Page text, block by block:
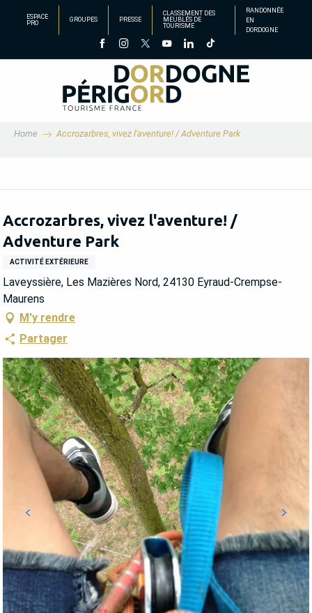
principal
ESPACE
PRO
GROUPES PRESSE
CLASSEMENT DES
MEUBLÉS DE
TOURISME
RANDONNÉE
EN
DORDOGNE
Home Accrozarbres, vivez l'aventure! / Adventure Park
Accrozarbres, vivez l'aventure! /
Adventure Park
ACTIVITÉ EXTÉRIEURE
Laveyssière, Les Mazières Nord, 24130 Eyraud-Crempse-
Maurens
M'y rendre
Partager